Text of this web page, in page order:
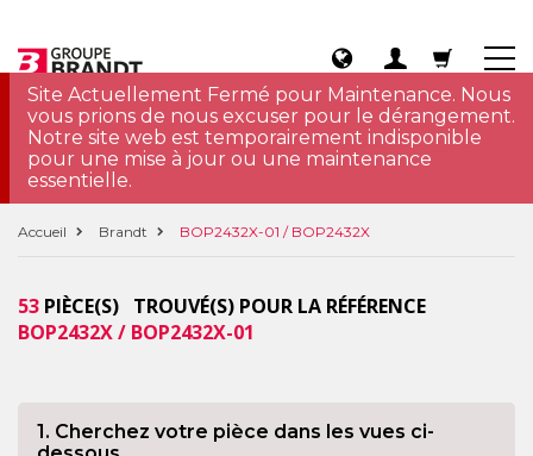
Site Actuellement Fermé pour Maintenance. Nous
vous prions de nous excuser pour le dérangement.
Notre site web est temporairement indisponible
pour une mise à jour ou une maintenance
essentielle.
Accueil Brandt BOP2432X-01 / BOP2432X
53 PIÈCE(S) TROUVÉ(S) POUR LA RÉFÉRENCE
BOP2432X / BOP2432X-01
1. Cherchez votre pièce dans les vues ci-